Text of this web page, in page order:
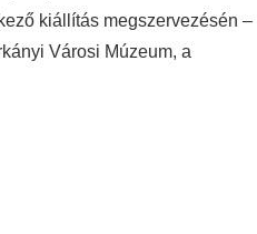
kiállítás megszervezésén –
Városi Múzeum, a